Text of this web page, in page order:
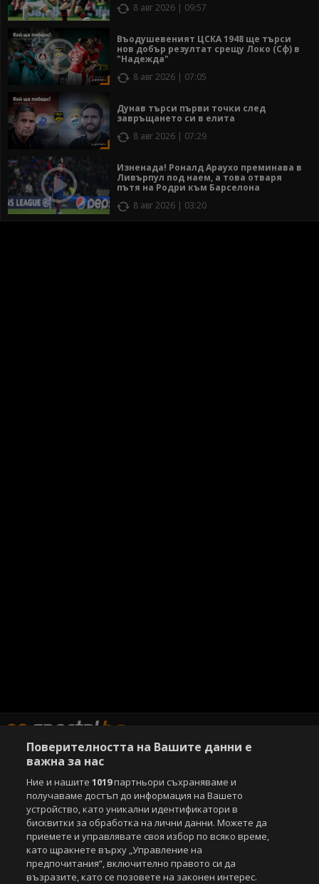
8 авг 2026 | 09:57
Въодушевеният ЦСКА 1948 ще търси
нов добър резултат срещу Локо (Сф) в
"Надежда"
8 авг 2026 | 07:05
Дунав търси първи точки след
завръщането си в елита
8 авг 2026 | 07:29
Изненада! Роналд Араухо преминава в
Ливърпул под наем, а това отваря
пътя на Родри към Барселона
8 авг 2026 | 03:20
Copyright © 2007-2026 Агенция Спортал. Всички права запазени.
Този уебсайт е собственост наSportal Media Group
За нас Екип За рекламa
Общи условия
Етични правила на НСС
Лични данни
Управление на предпочитания
Поверителността на Вашите данни е
важна за нас
Ние и нашите1019партньори съхраняваме и
получаваме достъп до информация на Вашето
устройство, като уникални идентификатори в
бисквитки за обработка на лични данни. Можете да
приемете и управлявате своя избор по всяко време,
като щракнете върху „Управление на
предпочитания“, включително правото си да
възразите, като се позовете на законен интерес.